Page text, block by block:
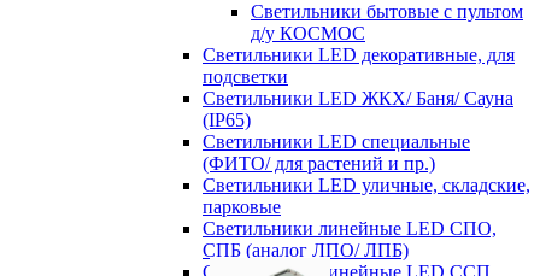
Светильники бытовые с пультом
д/у КОСМОС
Светильники LED декоративные, для
подсветки
Светильники LED ЖКХ/ Баня/ Сауна
(IP65)
Светильники LED специальные
(ФИТО/ для растений и пр.)
Светильники LED уличные, складские,
парковые
Светильники линейные LED СПО,
СПБ (аналог ЛПО/ ЛПБ)